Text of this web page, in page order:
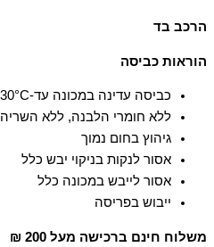
הרכב בד
הוראות כביסה
כביסה עדינה במכונה עד-30°C
ללא חומרי הלבנה, ללא השריה
גיהוץ בחום נמוך
אסור לנקות בניקוי יבש כלל
אסור לייבש במכונה כלל
ייבוש בפריסה
משלוח חינם ברכישה מעל 200 ₪